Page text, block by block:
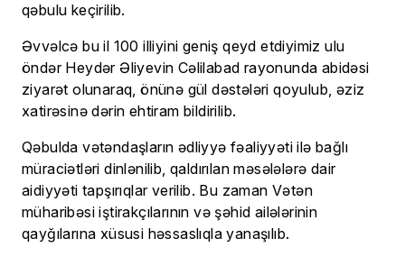
qəbulu keçirilib.
Əvvəlcə bu il 100 illiyini geniş qeyd etdiyimiz ulu
öndər Heydər Əliyevin Cəlilabad rayonunda abidəsi
ziyarət olunaraq, önünə gül dəstələri qoyulub, əziz
xatirəsinə dərin ehtiram bildirilib.
Qəbulda vətəndaşların ədliyyə fəaliyyəti ilə bağlı
müraciətləri dinlənilib, qaldırılan məsələlərə dair
aidiyyəti tapşırıqlar verilib. Bu zaman Vətən
müharibəsi iştirakçılarının və şəhid ailələrinin
qayğılarına xüsusi həssaslıqla yanaşılıb.